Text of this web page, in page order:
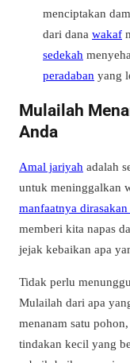
menciptakan
dari dana wakaf
sedekah
peradaban yang
Mulailah
Anda
Amal jariyah adalah
untuk meninggalkan
manfaatnya
memberi kita napas
jejak kebaikan apa
Tidak perlu
Mulailah dari apa
menanam satu
tindakan kecil yang